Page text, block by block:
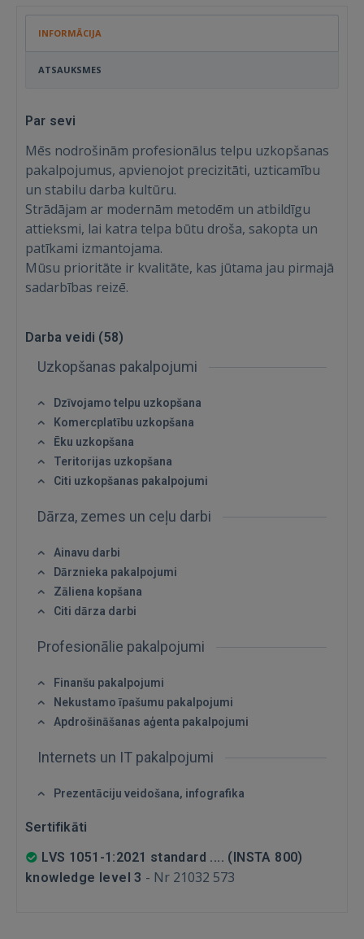
Ienākt
Aizmirsāt paroli?
GOOGLE
Vēl neesat reģistrējies?
INFORMĀCIJA
ATSAUKSMES
Par sevi
Mēs nodrošinām profesionālus telpu uzkopšanas
pakalpojumus, apvienojot precizitāti, uzticamību
un stabilu darba kultūru.
Strādājam ar modernām metodēm un atbildīgu
attieksmi, lai katra telpa būtu droša, sakopta un
patīkami izmantojama.
Mūsu prioritāte ir kvalitāte, kas jūtama jau pirmajā
sadarbības reizē.
Darba veidi (58)
Uzkopšanas pakalpojumi
Dzīvojamo telpu uzkopšana
Komercplatību uzkopšana
Ēku uzkopšana
Teritorijas uzkopšana
Citi uzkopšanas pakalpojumi
Dārza, zemes un ceļu darbi
Ainavu darbi
Dārznieka pakalpojumi
Zāliena kopšana
Citi dārza darbi
Profesionālie pakalpojumi
Finanšu pakalpojumi
Nekustamo īpašumu pakalpojumi
Apdrošināšanas aģenta pakalpojumi
Internets un IT pakalpojumi
Prezentāciju veidošana, infografika
Sertifikāti
LVS 1051-1:2021 standard .... (INSTA 800)
knowledge level 3 - Nr 21032 573